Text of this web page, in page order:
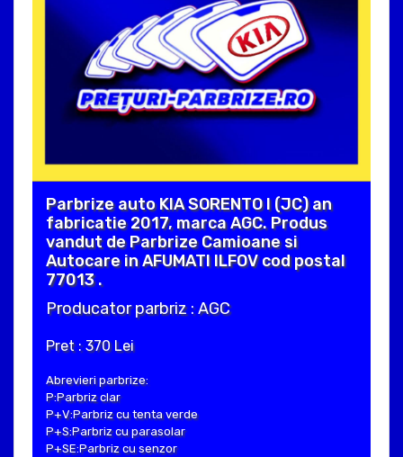
Parbrize auto KIA SORENTO I (JC) an
fabricatie 2017, marca AGC. Produs
vandut de Parbrize Camioane si
Autocare in AFUMATI ILFOV cod postal
77013 .
Producator parbriz : AGC
Pret : 370 Lei
Abrevieri parbrize:
P:Parbriz clar
P+V:Parbriz cu tenta verde
P+S:Parbriz cu parasolar
P+SE:Parbriz cu senzor